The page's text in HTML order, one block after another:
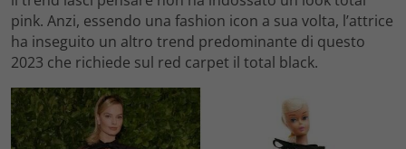
pink. Anzi, essendo una fashion icon a sua volta, l’attrice
ha inseguito un altro trend predominante di questo
2023 che richiede sul red carpet il total black.